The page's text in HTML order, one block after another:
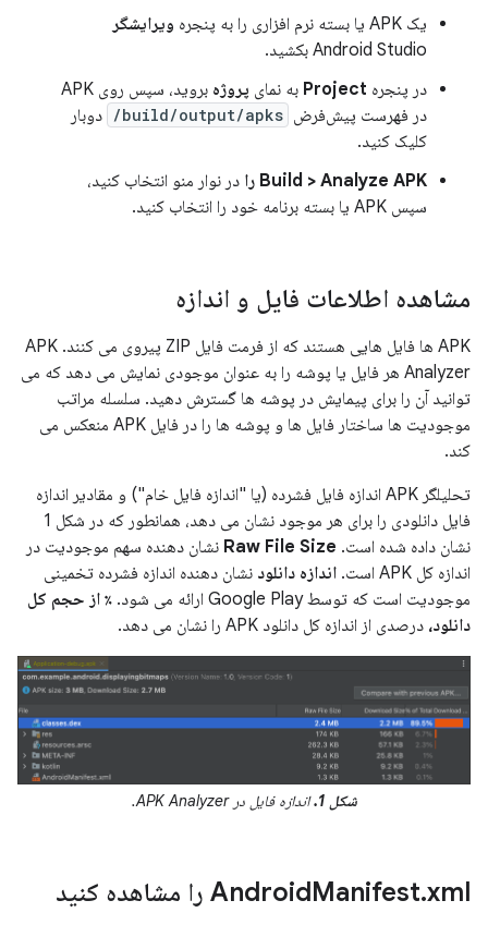
یک APK یا بسته نرم افزاری را به پنجره
ویرایشگر
Android Studio بکشید.
در پنجره Project به نمای پروژه
بروید، سپس روی APK
در فهرست پیش‌فرض build/output/apks/
دوبار
کلیک کنید.
Build > Analyze APK را
در نوار منو انتخاب کنید،
سپس APK یا بسته برنامه خود را انتخاب کنید.
مشاهده اطلاعات فایل و اندازه
APK ها فایل هایی هستند که از فرمت فایل ZIP پیروی می کنند. APK
Analyzer هر فایل یا پوشه را به عنوان موجودی نمایش می دهد که می
توانید آن را برای پیمایش در پوشه ها گسترش دهید. سلسله مراتب
موجودیت ها ساختار فایل ها و پوشه ها را در فایل APK منعکس می
کند.
تحلیلگر APK اندازه فایل فشرده (یا "اندازه فایل خام") و مقادیر اندازه
فایل دانلودی را برای هر موجود نشان می دهد، همانطور که در شکل 1
نشان داده شده است. Raw File Size نشان دهنده سهم موجودیت در
اندازه کل APK است.
اندازه دانلود نشان دهنده اندازه فشرده تخمینی
موجودیت است که توسط Google Play ارائه می شود.
٪ از حجم کل
دانلود، درصدی از اندازه کل دانلود APK را نشان می دهد.
شکل 1. اندازه فایل در APK Analyzer.
AndroidManifest.xml را مشاهده کنید